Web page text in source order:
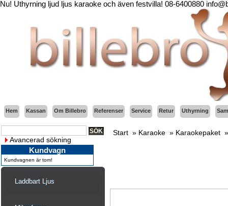
Nu! Uthyrning ljud ljus karaoke och även festvilla! 08-6400880
Hem Kassan Om Billebro Referenser Service Retur Uthyrning
Avancerad sökning
Kundvagn
Kundvagnen är tom!
Laddbart Ljus
Start » Karaoke » Karaokepaket